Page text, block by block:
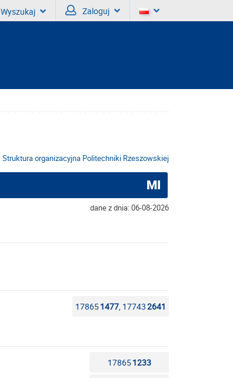
Wyszukaj Zaloguj
Struktura organizacyjna Politechniki Rzeszowskiej
MI
dane z dnia: 06-08-2026
178651477 , 177432641
178651233